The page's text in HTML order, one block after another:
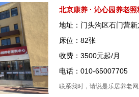
北京康养 · 沁心园养老照
地址：门头沟区石门营
床位：82张
收费：3500元起/月
电话：010-65007705
联系我时，请说是乐居养老